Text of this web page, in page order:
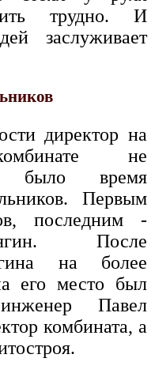
трудно. И
заслуживает
директор на
не
было время
Первым
последним -
После
на более
его место был
Павел
комбината, а